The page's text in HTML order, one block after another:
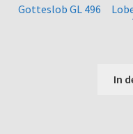
Gotteslob GL 496
In